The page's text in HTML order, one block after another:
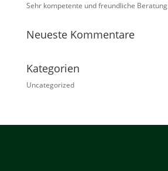
Sehr kompetente und freundliche Beratung
Neueste Kommentare
Kategorien
Uncategorized